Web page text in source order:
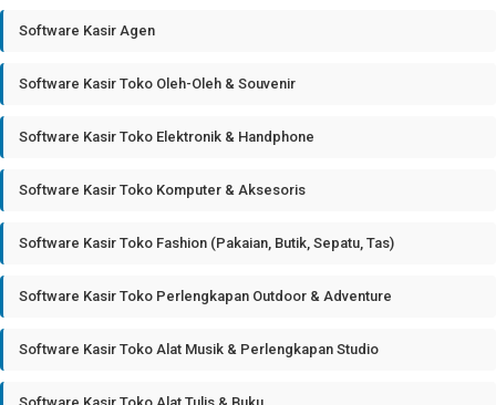
Software Kasir Agen
Software Kasir Toko Oleh-Oleh & Souvenir
Software Kasir Toko Elektronik & Handphone
Software Kasir Toko Komputer & Aksesoris
Software Kasir Toko Fashion (Pakaian, Butik, Sepatu, Tas)
Software Kasir Toko Perlengkapan Outdoor & Adventure
Software Kasir Toko Alat Musik & Perlengkapan Studio